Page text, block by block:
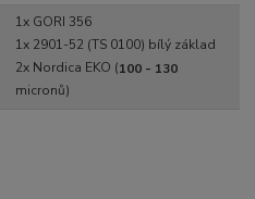
1x GORI 356
1x 2901-52 (TS 0100) bílý základ
2x Nordica EKO (100 - 130
micronů)